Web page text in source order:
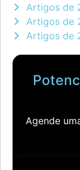
Artigos de
Artigos de
Artigos de
Agende